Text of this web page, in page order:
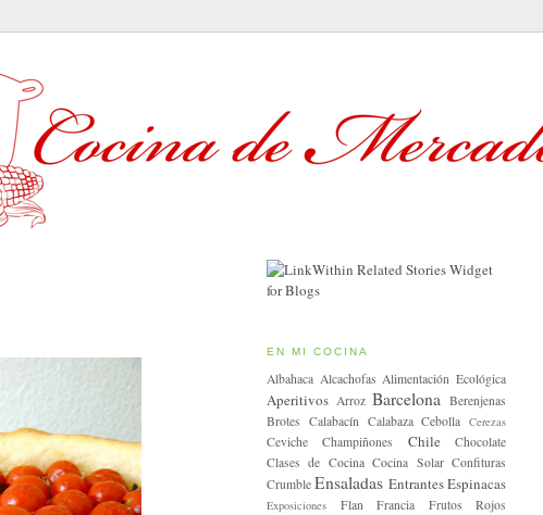
EN MI COCINA
Albahaca Alcachofas Alimentación Ecológica
Aperitivos Arroz Barcelona
Berenjenas
Brotes Calabacín Calabaza Cebolla Cerezas
Ceviche Champiñones Chile
Chocolate
Clases de Cocina Cocina Solar Confituras
Crumble Ensaladas EntrantesEspinacas
Exposiciones Flan Francia
Frutos Rojos